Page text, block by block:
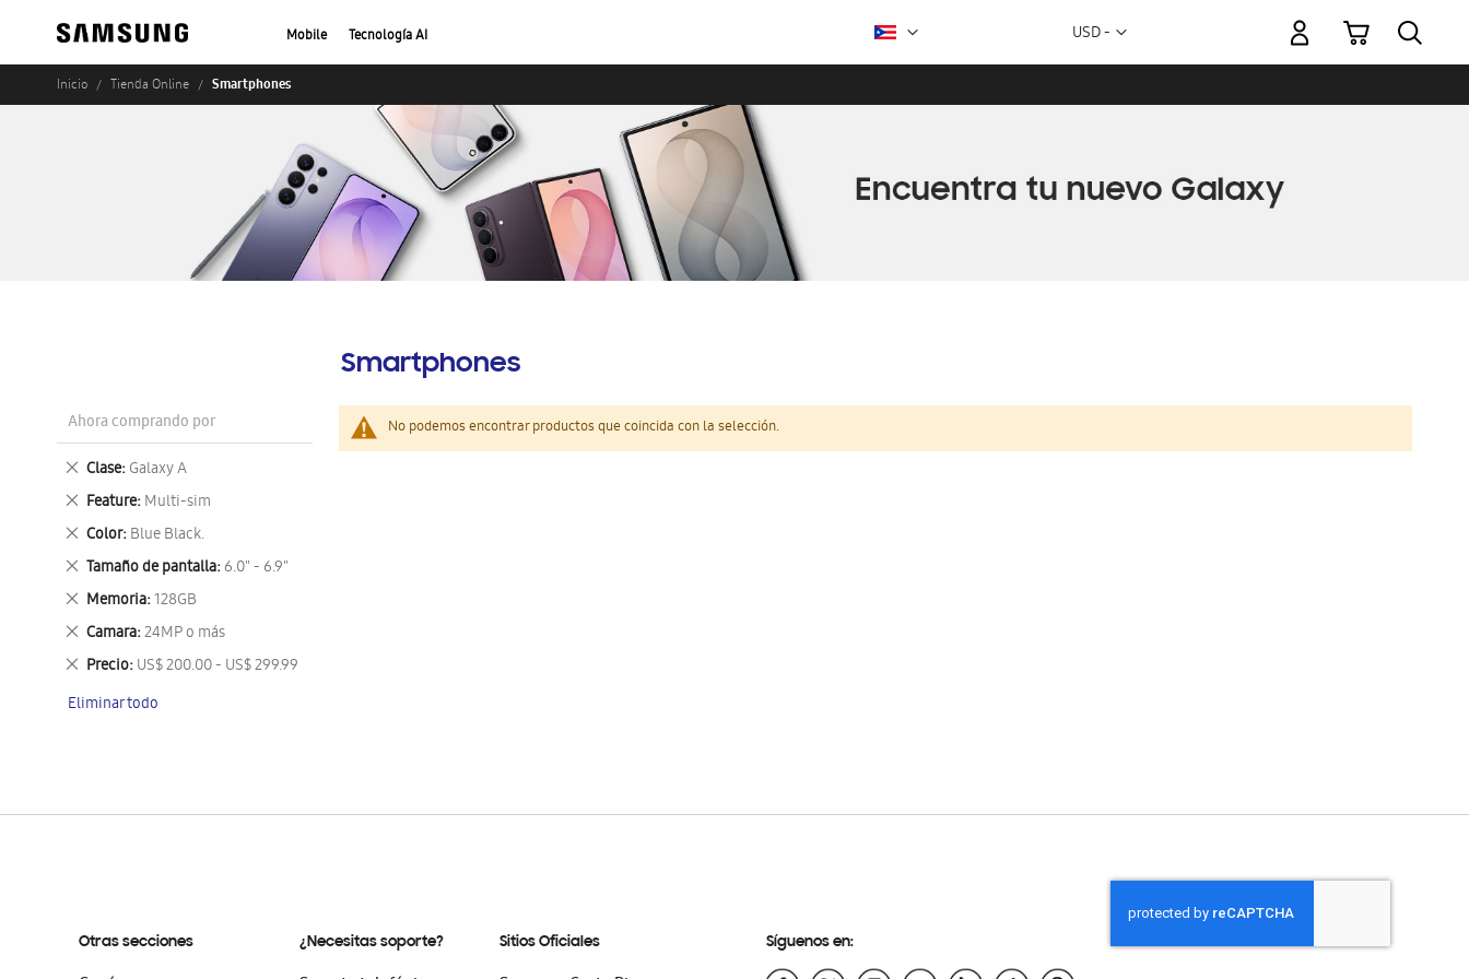
Mobile Tecnología AI Moneda
USD -
Mi carrito
Inicio Tienda Online Smartphones
Smartphones
No podemos encontrar productos que coincida con la selección.
Ahora comprando por
Clase Galaxy A
Eliminar
este
artículo
Feature Multi-sim
Eliminar
este
artículo
Color Blue Black.
Eliminar
este
artículo
Tamaño de pantalla 6.0" - 6.9"
Eliminar
este
artículo
Memoria 128GB
Eliminar
este
artículo
Camara 24MP o más
Eliminar
este
artículo
Precio US$ 200.00 - US$ 299.99
Eliminar
artículo
Eliminar todo
Otras secciones ¿Necesitas soporte? Sitios Oficiales Síguenos en: